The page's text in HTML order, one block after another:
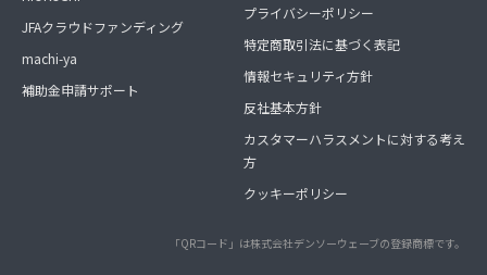
JFAクラウドファンディング
machi-ya
補助金申請サポート
プライバシーポリシー
特定商取引法に基づく表記
情報セキュリティ方針
反社基本方針
カスタマーハラスメントに対する考え
方
クッキーポリシー
「QRコード」は株式会社デンソーウェーブの登録商標です。